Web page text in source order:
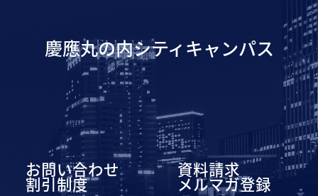
慶應丸の内シティキャンパス
お問い合わせ 資料請求
割引制度 メルマガ登録